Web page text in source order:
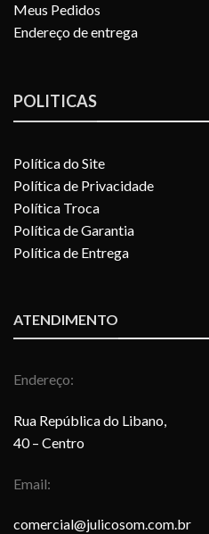
Meus Pedidos
Endereço de entrega
POLITICAS
Política do Site
Política de Privacidade
Política Troca
Política de Garantia
Política de Entrega
ATENDIMENTO
Endereço:
Rua República do Libano,
40 – Centro
Email:
comercial@julicosom.com.br